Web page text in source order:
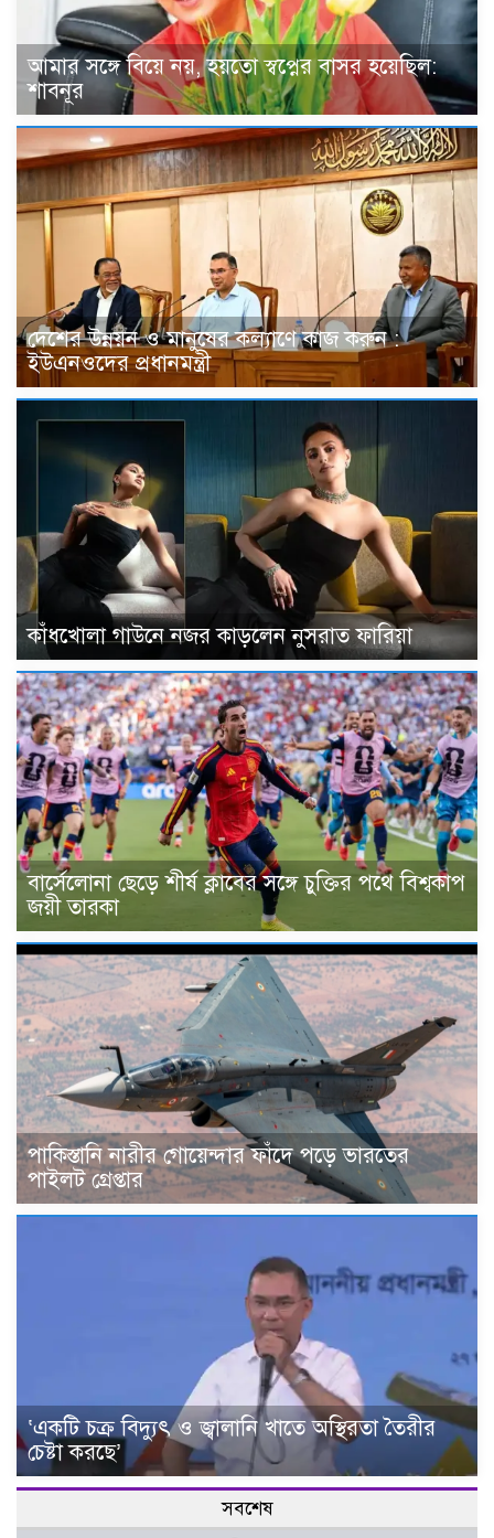
আমার সঙ্গে বিয়ে নয়, হয়তো স্বপ্নের বাসর হয়েছিল:
শাবনূর
দেশের উন্নয়ন ও মানুষের কল্যাণে কাজ করুন :
ইউএনওদের প্রধানমন্ত্রী
কাঁধখোলা গাউনে নজর কাড়লেন নুসরাত ফারিয়া
বার্সেলোনা ছেড়ে শীর্ষ ক্লাবের সঙ্গে চুক্তির পথে বিশ্বকাপ
জয়ী তারকা
পাকিস্তানি নারীর গোয়েন্দার ফাঁদে পড়ে ভারতের
পাইলট গ্রেপ্তার
‘একটি চক্র বিদ্যুৎ ও জ্বালানি খাতে অস্থিরতা তৈরীর
চেষ্টা করছে’
সবশেষ